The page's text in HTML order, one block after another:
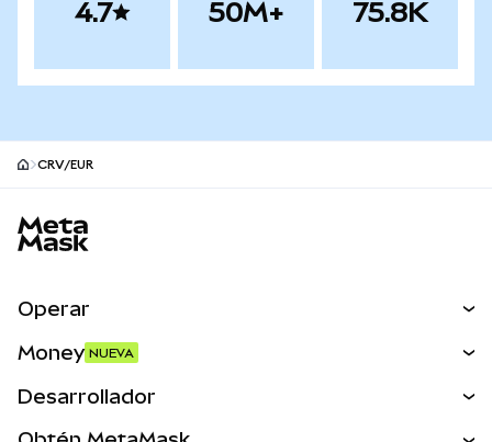
4.7 50M+ 75.8K
CRV/EUR
Operar
Money NUEVA
Desarrollador